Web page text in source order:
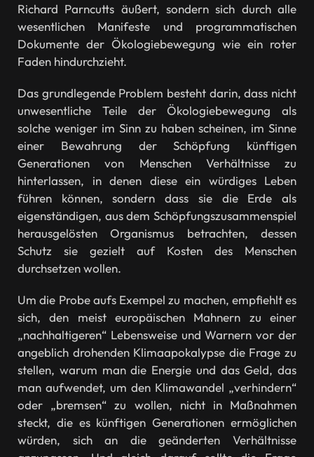
Richard Parncutts äußert, sondern sich durch alle
wesentlichen Manifeste und programmatischen
Dokumente der Ökologiebewegung wie ein roter
Faden hindurchzieht.
Das grundlegende Problem besteht darin, dass nicht
unwesentliche Teile der Ökologiebewegung als
solche weniger im Sinn zu haben scheinen, im Sinne
einer Bewahrung der Schöpfung künftigen
Generationen von Menschen Verhältnisse zu
hinterlassen, in denen diese ein würdiges Leben
führen können, sondern dass sie die Erde als
eigenständigen, aus dem Schöpfungszusammenspiel
herausgelösten Organismus betrachten, dessen
Schutz sie gezielt auf Kosten des Menschen
durchsetzen wollen.
Um die Probe aufs Exempel zu machen, empfiehlt es
sich, den meist europäischen Mahnern zu einer
„nachhaltigeren“ Lebensweise und Warnern vor der
angeblich drohenden Klimaapokalypse die Frage zu
stellen, warum man die Energie und das Geld, das
man aufwendet, um den Klimawandel „verhindern“
oder „bremsen“ zu wollen, nicht in Maßnahmen
steckt, die es künftigen Generationen ermöglichen
würden, sich an die geänderten Verhältnisse